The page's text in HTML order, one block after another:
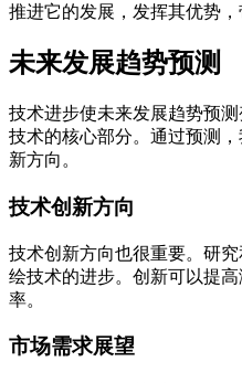
推进它的发展，发挥其优势，
未来发展趋势预测
技术进步使未来发展趋势预
技术的核心部分。通过预测
新方向。
技术创新方向
技术创新方向也很重要。研
绘技术的进步。创新可以提
率。
市场需求展望